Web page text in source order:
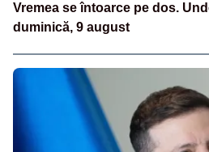
Vremea se întoarce pe dos.
duminică, 9 august